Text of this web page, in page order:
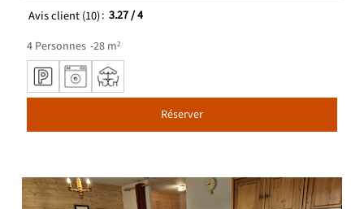
Avis client(10) 3.27/ 4
4 Personnes 28 m²
Réserver